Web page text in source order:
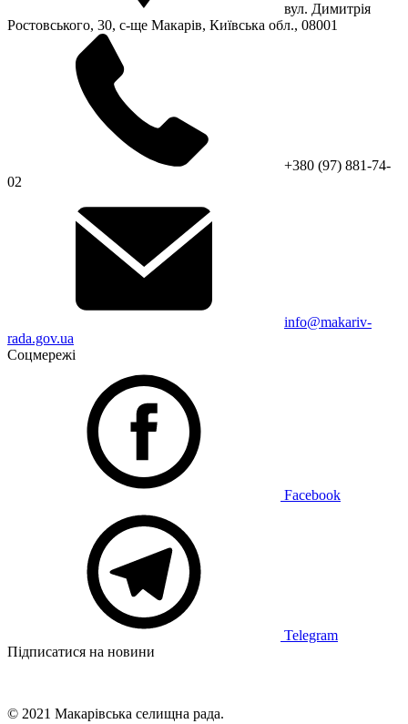
вул. Димитрія
Ростовського, 30, с-ще Макарів, Київська обл., 08001
+380 (97) 881-74-
02
info@makariv-
rada.gov.ua
Соцмережі
Facebook
Telegram
Підписатися на новини
© 2021 Макарівська селищна рада.